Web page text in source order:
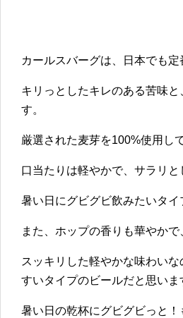
カールスバーグは、日本でも
キリっとしたキレのある苦味
す。
厳選された麦芽を100%使用し
口当たりは軽やかで、サラリと
暑い日にグビグビ飲みたいタ
また、ホップの香りも華やか
スッキリした軽やかな味わい
すいタイプのビールだと思いま
暑い日の乾杯にグビグビっと